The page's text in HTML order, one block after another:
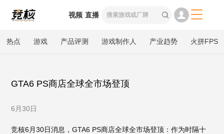
视频 直播  
热点 游戏 产品评测 游戏制作人 产业趋势 火拼FPS
GTA6 PS商店全球全市场登顶
6月30日
竞核6月30日消息，GTA6 PS商店全球全市场登顶：作为时隔十